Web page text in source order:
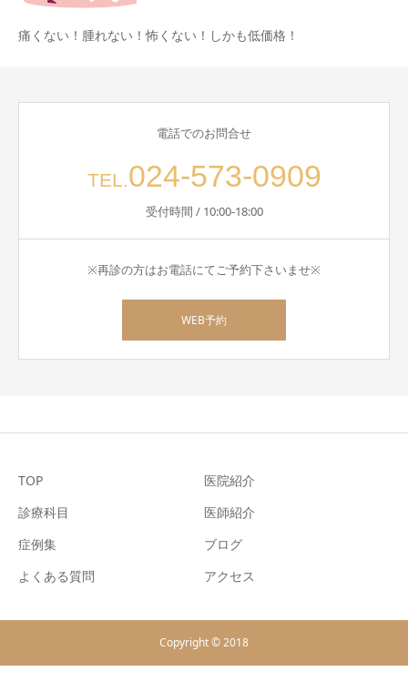
痛くない！腫れない！怖くない！しかも低価格！
電話でのお問合せ
TEL.024-573-0909
受付時間 / 10:00-18:00
※再診の方はお電話にてご予約下さいませ※
WEB予約
TOP
医院紹介
診療科目
医師紹介
症例集
ブログ
よくある質問
アクセス
Copyright © 2018